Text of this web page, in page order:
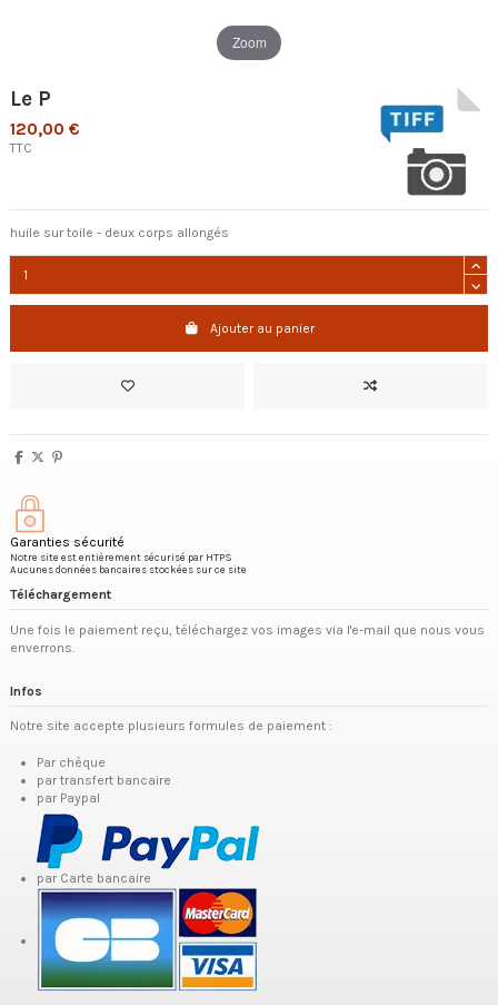
Zoom
Le P
120,00 €
TTC
huile sur toile - deux corps allongés
Ajouter au panier
Garanties sécurité
Notre site est entièrement sécurisé par HTPS
Aucunes données bancaires stockées sur ce site
Téléchargement
Une fois le paiement reçu, téléchargez vos images via l'e-mail que nous vous
enverrons.
Infos
Notre site accepte plusieurs formules de paiement :
Par chèque
par transfert bancaire
par Paypal
par Carte bancaire